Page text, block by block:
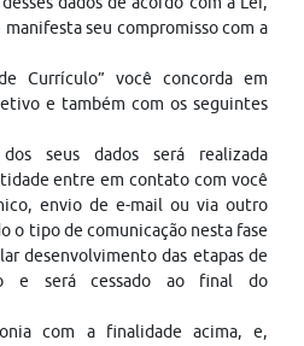
seu compromisso com a
Currículo” você concorda em
e também com os seguintes
seus dados será realizada
entre em contato com você
envio de e-mail ou via outro
o tipo de comunicação nesta fase
desenvolvimento das etapas de
e será cessado ao final do
com a finalidade acima, e,